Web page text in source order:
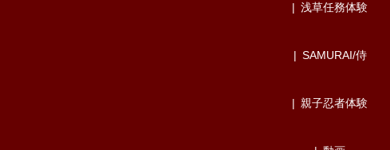
浅草任務体験
SAMURAI/侍
親子忍者体験